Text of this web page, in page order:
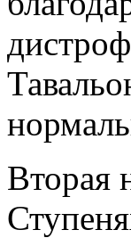
Вторая